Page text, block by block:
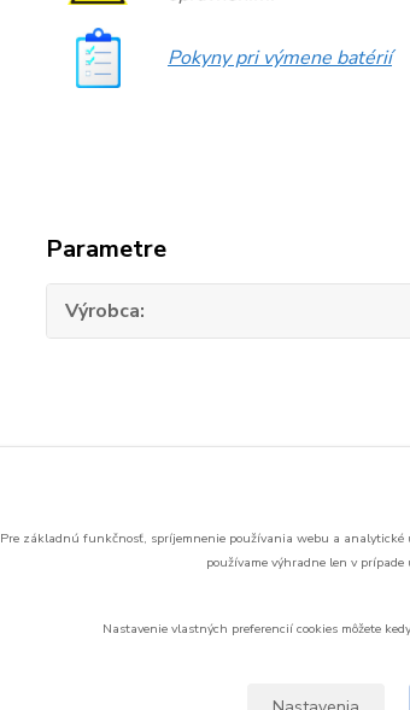
Pokyny pri výmene batérií
Parametre
Výrobca
Pre základnú funkčnosť, spríjemnenie používania webu a analytické
používame výhradne len v
Nastavenie vlastných preferencií cookies môžete